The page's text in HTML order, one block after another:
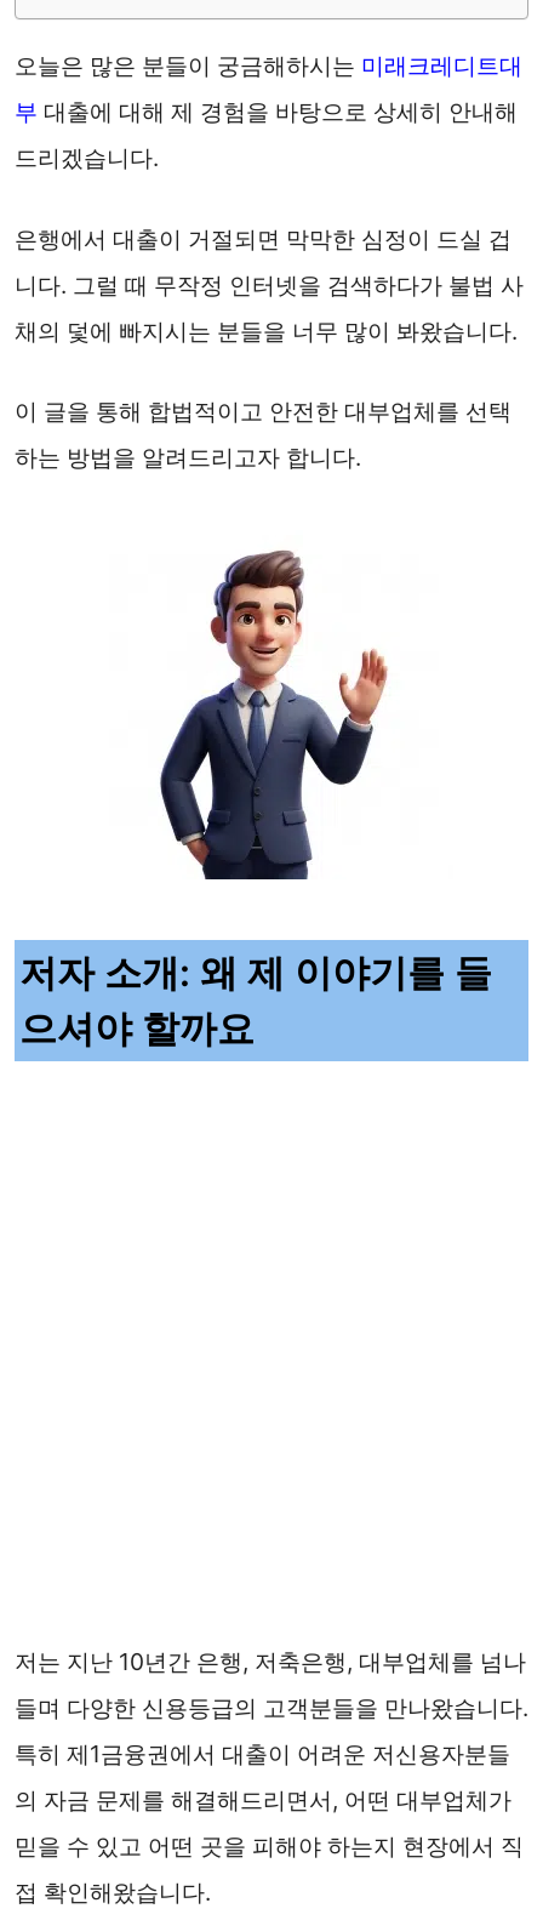
오늘은 많은 분들이 궁금해하시는 미래크레디트대
부 대출에 대해 제 경험을 바탕으로 상세히 안내해
드리겠습니다.
은행에서 대출이 거절되면 막막한 심정이 드실 겁
니다. 그럴 때 무작정 인터넷을 검색하다가 불법 사
채의 덫에 빠지시는 분들을 너무 많이 봐왔습니다.
이 글을 통해 합법적이고 안전한 대부업체를 선택
하는 방법을 알려드리고자 합니다.
저자 소개: 왜 제 이야기를 들
으셔야 할까요
저는 지난 10년간 은행, 저축은행, 대부업체를 넘나
들며 다양한 신용등급의 고객분들을 만나왔습니다.
특히 제1금융권에서 대출이 어려운 저신용자분들
의 자금 문제를 해결해드리면서, 어떤 대부업체가
믿을 수 있고 어떤 곳을 피해야 하는지 현장에서 직
접 확인해왔습니다.